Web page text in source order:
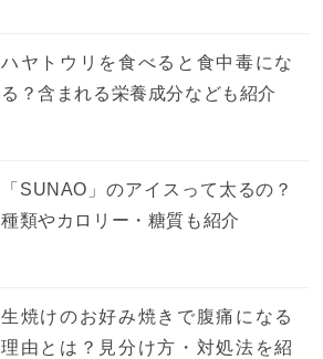
ハヤトウリを食べると食中毒にな
る？含まれる栄養成分なども紹介
「SUNAO」のアイスって太るの？
種類やカロリー・糖質も紹介
生焼けのお好み焼きで腹痛になる
理由とは？見分け方・対処法を紹